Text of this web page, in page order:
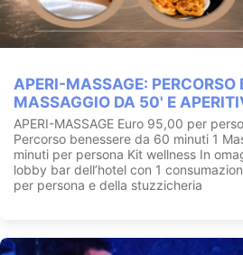
APERI-MASSAGE: PERCORSO
MASSAGGIO DA 50' E
APERI-MASSAGE Euro 95,00 per
Percorso benessere da 60 minuti 1
minuti per persona Kit wellness In
lobby bar dell’hotel con 1
per persona e della stuzzicheria